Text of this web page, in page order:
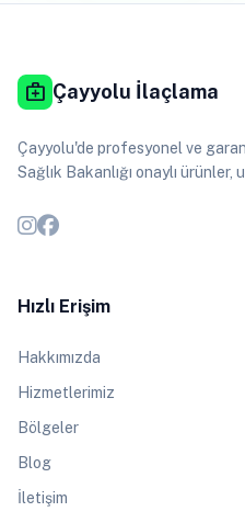
medical_services Çayyolu İlaçlama
Çayyolu'de profesyonel ve
Sağlık Bakanlığı onaylı ürünler,
Hızlı Erişim
Hakkımızda
Hizmetlerimiz
Bölgeler
Blog
İletişim